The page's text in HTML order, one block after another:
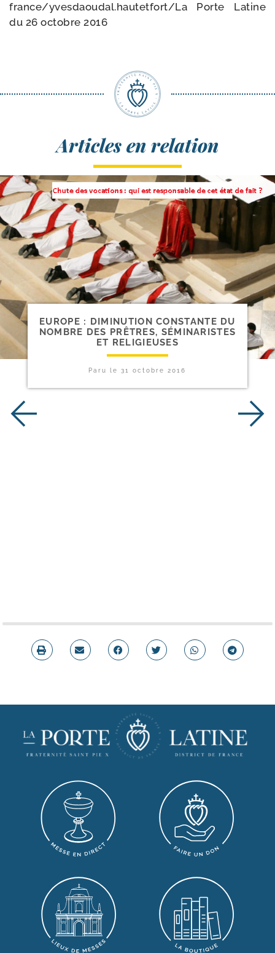
france/yvesdaoudal.hautetfort/La Porte Latine
du 26 octobre 2016
Articles en relation
EUROPE : DIMINUTION CONSTANTE DU
NOMBRE DES PRÊTRES, SÉMINARISTES
ET RELIGIEUSES
Paru le31 octobre 2016